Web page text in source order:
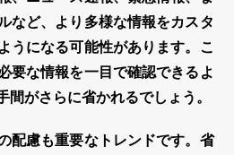
など、より多様な情報をカスタ
うになる可能性があります。こ
要な情報を一目で確認できるよ
間がさらに省かれるでしょう。
配慮も重要なトレンドです。省